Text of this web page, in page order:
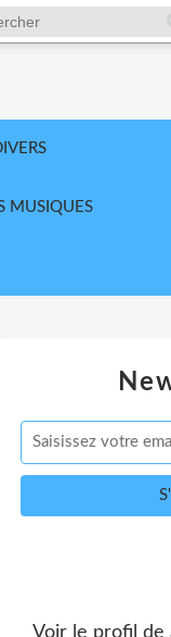
MUSIQUES
Voir le profil de